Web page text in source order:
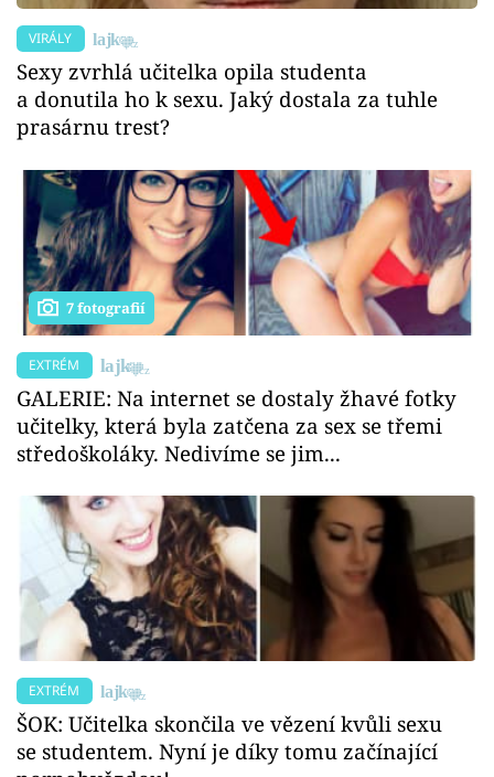
VIRÁLY
Sexy zvrhlá učitelka opila studenta
a donutila ho k sexu. Jaký dostala za tuhle
prasárnu trest?
7 fotografií
EXTRÉM
GALERIE: Na internet se dostaly žhavé fotky
učitelky, která byla zatčena za sex se třemi
středoškoláky. Nedivíme se jim...
EXTRÉM
ŠOK: Učitelka skončila ve vězení kvůli sexu
se studentem. Nyní je díky tomu začínající